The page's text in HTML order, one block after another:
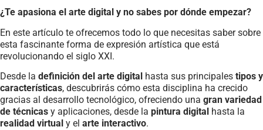
¿Te apasiona el arte digital y no sabes por dónde empezar?
En este artículo te ofrecemos todo lo que necesitas saber sobre
esta fascinante forma de expresión artística que está
revolucionando el siglo XXI.
Desde la definición del arte digital hasta sus principales tipos y
características, descubrirás cómo esta disciplina ha crecido
gracias al desarrollo tecnológico, ofreciendo una gran variedad
de técnicas y aplicaciones, desde la pintura digital hasta la
realidad virtual y el arte interactivo.